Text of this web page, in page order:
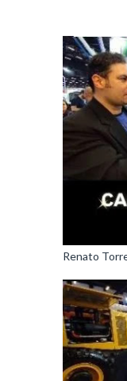
Renato